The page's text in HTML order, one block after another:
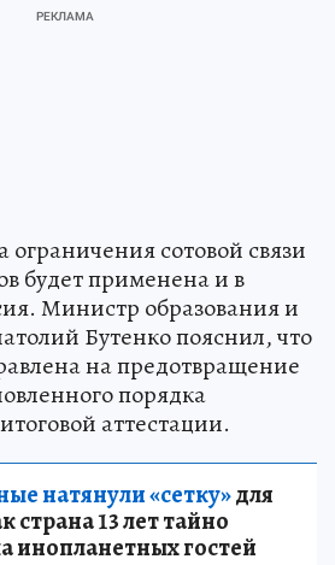
ограничения сотовой связи
будет применена и в
Министр образования и
Бутенко пояснил, что
на предотвращение
порядка
аттестации.
натянули «сетку»для
страна 13 лет тайно
инопланетных гостей